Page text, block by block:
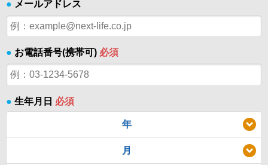
● メールアドレス
● お電話番号(携帯可) 必須
● 生年月日 必須
年
月